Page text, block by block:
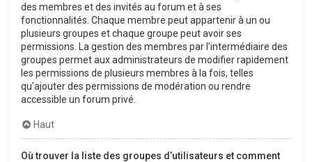
des membres et des invités au forum et à ses
fonctionnalités. Chaque membre peut appartenir à un ou
plusieurs groupes et chaque groupe peut avoir ses
permissions. La gestion des membres par l’intermédiaire des
groupes permet aux administrateurs de modifier rapidement
les permissions de plusieurs membres à la fois, telles
qu’ajouter des permissions de modération ou rendre
accessible un forum privé.
Haut
Où trouver la liste des groupes d’utilisateurs et comment